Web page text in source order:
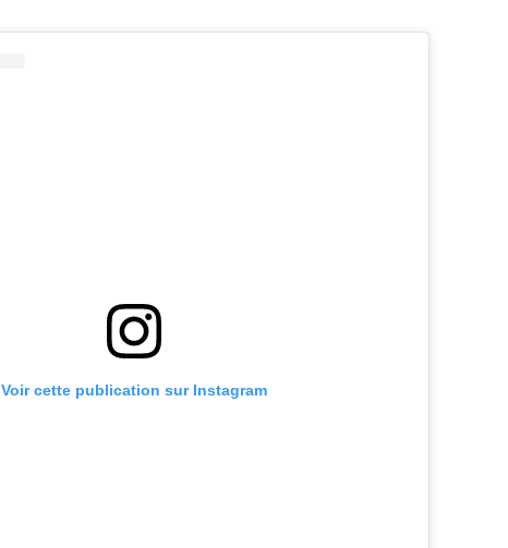
Voir cette publication sur Instagram